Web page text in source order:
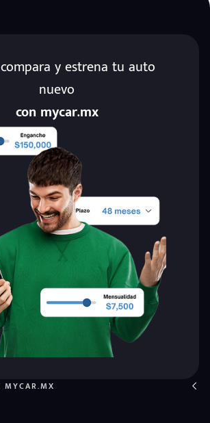
y estrena tu auto
nuevo
con mycar.mx
MYCAR.MX